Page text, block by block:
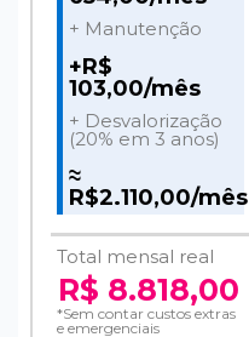
+ Manutenção
+R$
103,00/mês
+ Desvalorização
(20% em 3 anos)
≈
R$2.110,00/mês
Total mensal real
R$ 8.818,00
*Sem contar custos extras
e emergenciais